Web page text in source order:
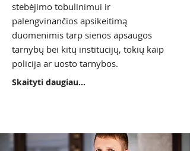
stebėjimo tobulinimui ir
palengvinančios apsikeitimą
duomenimis tarp sienos apsaugos
tarnybų bei kitų institucijų, tokių kaip
policija ar uosto tarnybos.
Skaityti daugiau...